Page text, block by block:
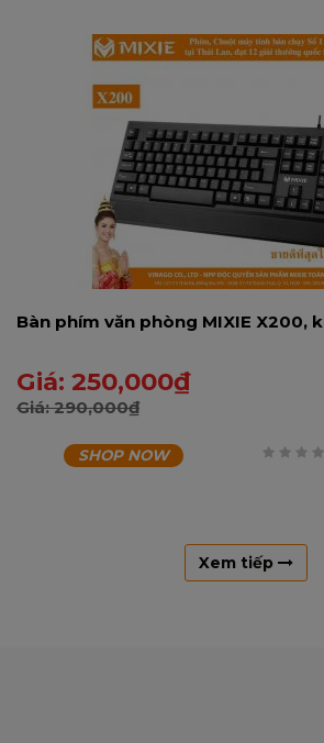
Bàn phím văn phòng MIXIE X200,
Giá: 250,000₫
Giá:290,000₫
SHOP NOW
Xem tiếp